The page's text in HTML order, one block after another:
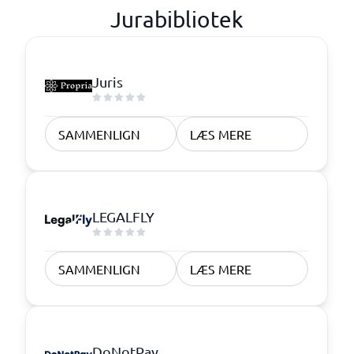
Jurabibliotek
Juris
SAMMENLIGN LÆS MERE
LEGALFLY
SAMMENLIGN LÆS MERE